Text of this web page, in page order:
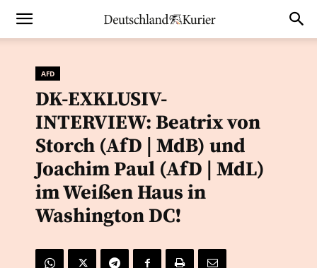
AFD
DK-EXKLUSIV-
INTERVIEW: Beatrix von
Storch (AfD | MdB) und
Joachim Paul (AfD | MdL)
im Weißen Haus in
Washington DC!